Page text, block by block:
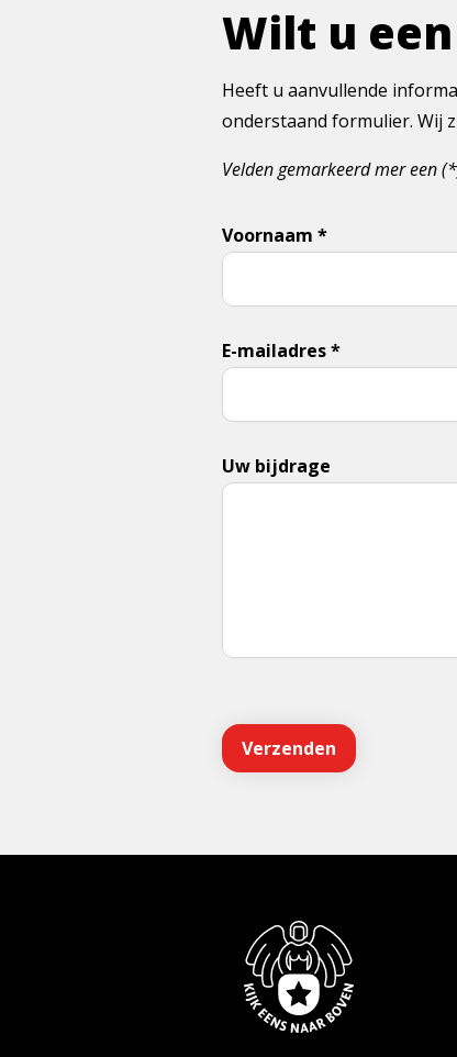
Wilt u
Heeft u aanvullende
onderstaand formulier. Wij
Velden gemarkeerd mer een
Voornaam *
E-mailadres *
Uw bijdrage